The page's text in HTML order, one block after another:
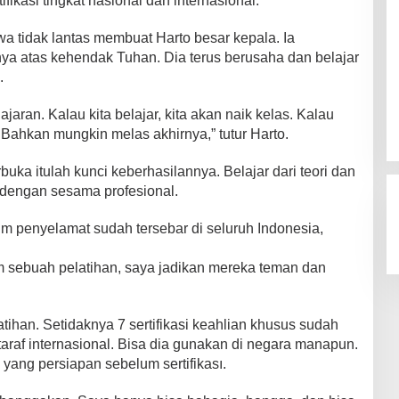
tidak lantas membuat Harto besar kepala. Ia
atas kehendak Tuhan. Dia terus berusaha dan belajar
Kalau kita belajar, kita akan naik kelas. Kalau
mungkin melas akhirnya,” tutur Harto.
itulah kunci keberhasilannya. Belajar dari teori dan
sesama profesional.
penyelamat sudah tersebar di seluruh Indonesia,
sebuah pelatihan, saya jadikan mereka teman dan
Setidaknya 7 sertifikasi keahlian khusus sudah
internasional. Bisa dia gunakan di negara manapun.
persiapan sebelum sertifikası.